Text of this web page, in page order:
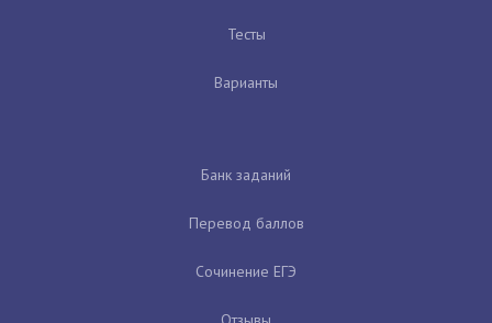
Тесты
Варианты
Банк заданий
Перевод баллов
Сочинение ЕГЭ